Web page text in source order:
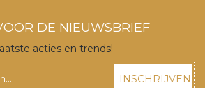
DE NIEUWSBRIEF
acties en trends!
INSCHRIJVEN